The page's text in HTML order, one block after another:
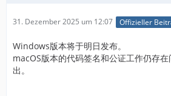
31. Dezember 2025 um 12:07 Offizieller
Windows版本将于明日发布。
macOS版本的代码签名和公证工作仍存
出。